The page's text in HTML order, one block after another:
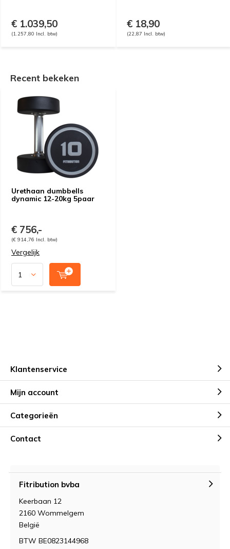
€ 1.039,50
(1.257,80 Incl. btw)
€ 18,90
(22,87 Incl. btw)
Recent bekeken
Urethaan dumbbells
dynamic 12-20kg 5paar
€ 756,-
(€ 914,76 Incl. btw)
Vergelijk
Klantenservice
Mijn account
Categorieën
Contact
Fitribution bvba
Keerbaan 12
2160 Wommelgem
België
BTW BE0823144968